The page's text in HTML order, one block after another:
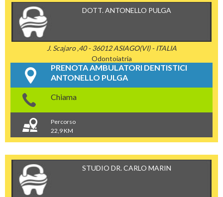
DOTT. ANTONELLO PULGA
J. Scajaro ,40 - 36012 ASIAGO(VI) - ITALIA
Odontoiatria
PRENOTA AMBULATORI DENTISTICI
ANTONELLO PULGA
Chiama
Percorso
22,9 KM
STUDIO DR. CARLO MARIN